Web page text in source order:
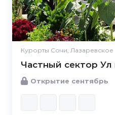
Курорты Сочи, Лазаревское
Частный сектор Ул
Открытие сентябрь